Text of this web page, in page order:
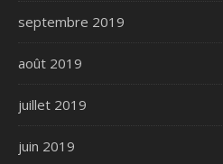
septembre 2019
août 2019
juillet 2019
juin 2019